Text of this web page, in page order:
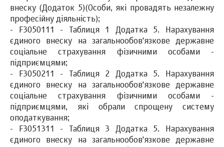
внеску (Додаток 5)(Особи, які провадять незалежну
професійну діяльність);
- F3050111 - Таблиця 1 Додатка 5. Нарахування
єдиного внеску на загальнообов'язкове державне
соціальне страхування фізичними особами -
підприємцями;
- F3050211 - Таблиця 2 Додатка 5. Нарахування
єдиного внеску на загальнообов'язкове державне
соціальне страхування фізичними особами -
підприємцями, які обрали спрощену систему
оподаткування;
- F3051311 - Таблиця 3 Додатка 5. Нарахування
єдиного внеску на загальнообов'язкове державне